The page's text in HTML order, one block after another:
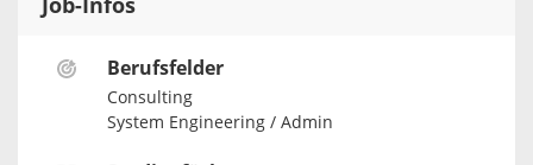
Job-Infos
Berufsfelder
Consulting
System Engineering / Admin